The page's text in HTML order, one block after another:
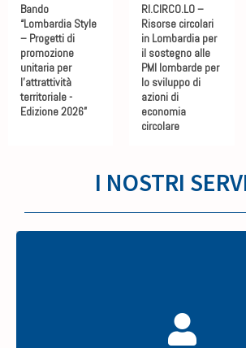
Bando
“Lombardia Style
– Progetti di
promozione
unitaria per
l’attrattività
territoriale -
Edizione 2026”
RI.CIRCO.LO –
Risorse circolari
in Lombardia per
il sostegno alle
PMI lombarde per
lo sviluppo di
azioni di
economia
circolare
I NOSTRI
Amministrazione del personale,
paghe e contributi.